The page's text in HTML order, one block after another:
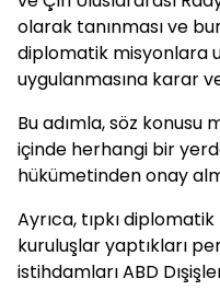
olarak tanınması ve
diplomatik misyonlara
uygulanmasına karar
Bu adımla, söz konusu
içinde herhangi bir
hükümetinden onay
Ayrıca, tıpkı
kuruluşlar yaptıkları
istihdamları ABD